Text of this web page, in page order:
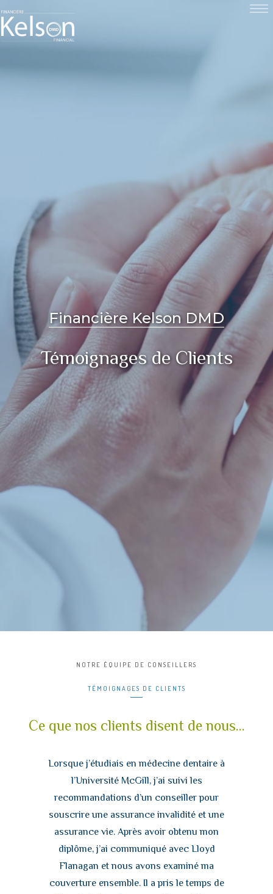
Financière Kelson DMD
Témoignages de Clients
NOTRE ÉQUIPE DE CONSEILLERS
TÉMOIGNAGES DE CLIENTS
Ce que nos clients disent de nous...
Lorsque j’étudiais en médecine dentaire à
l’Université McGill, j’ai suivi les
recommandations d’un conseiller pour
souscrire une assurance invalidité et une
assurance vie. Après avoir obtenu mon
diplôme, j’ai communiqué avec Lloyd
Flanagan et nous avons examiné ma
couverture ensemble. Il a pris le temps de